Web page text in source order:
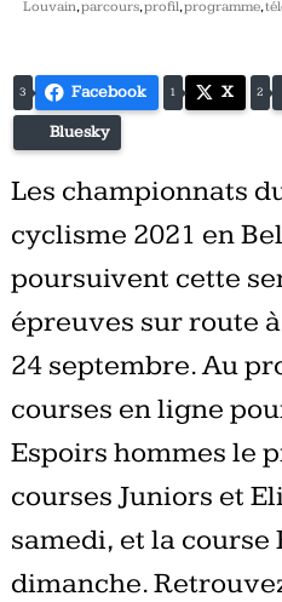
Louvain,parcours,profil,programme,
3 Facebook 1 X 2
Bluesky
Les championnats
cyclisme 2021 en
poursuivent cette
épreuves sur route
24 septembre. Au
courses en ligne
Espoirs hommes le
courses Juniors et
samedi, et la course
dimanche.